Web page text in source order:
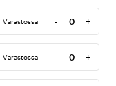
Varastossa -
Määrä
+
Varastossa -
Määrä
+